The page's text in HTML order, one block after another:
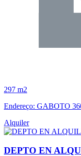
297 m2
Endereço: GABOTO
Alquiler
DEPTO EN